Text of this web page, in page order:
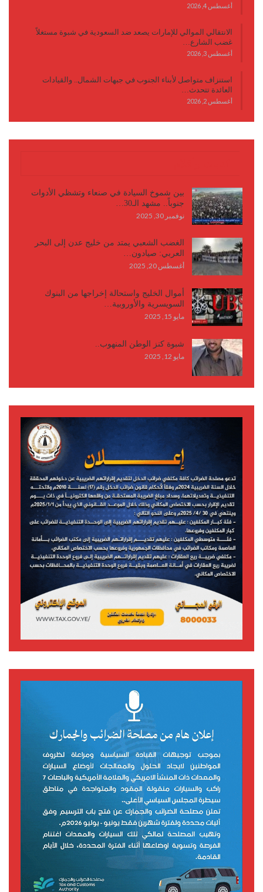
أغسطس 4, 2026
الانتقالي الموالي للإمارات يصعد ضد السعودية في شبوة مستغلاً
غضب الشارع…
أغسطس 3, 2026
استنزاف متواصل لأبناء الجنوب في جبهات الشمال.. والقيادات
العائدة تتحدث…
أغسطس 2, 2026
بين شموخ السيادة في صنعاء وتشظي الأدوات
جنوباً.. مشهد الـ30…
نوفمبر 30, 2025
الغضب الشعبي يمتد من خليج عدن إلى البحر
العربي: صيادون…
أغسطس 20, 2025
أموال الخليج واستحالة إخراجها من البنوك
السويسرية والأوروبية…
مايو 15, 2025
شبوة كنز الوطن المنهوب..
مايو 12, 2025